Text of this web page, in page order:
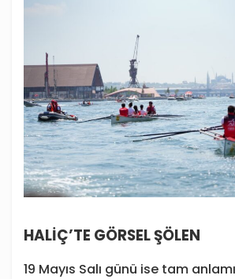
HALİÇ’TE GÖRSEL ŞÖLEN
19 Mayıs Salı günü ise tam